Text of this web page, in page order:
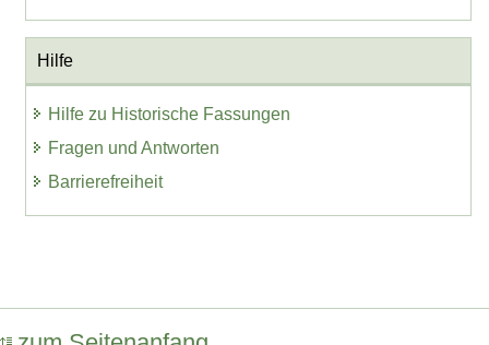
Hilfe
Hilfe zu Historische Fassungen
Fragen und Antworten
Barrierefreiheit